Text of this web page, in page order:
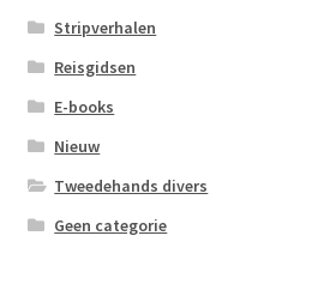
Stripverhalen
Reisgidsen
E-books
Nieuw
Tweedehands divers
Geen categorie